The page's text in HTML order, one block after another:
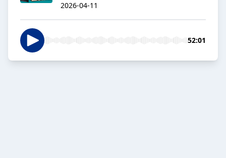
2026-04-11
52:01